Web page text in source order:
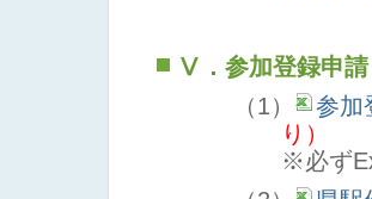
Ⅴ．参加登録申請
（1）
参加
り）
※必ず